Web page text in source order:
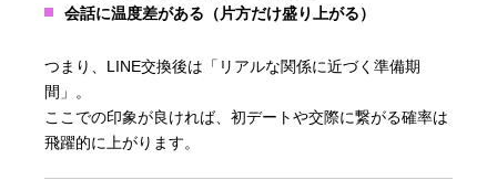
会話に温度差がある（片方だけ盛り上がる）
つまり、LINE交換後は「リアルな関係に近づく準備期
間」。
ここでの印象が良ければ、初デートや交際に繋がる確率は
飛躍的に上がります。